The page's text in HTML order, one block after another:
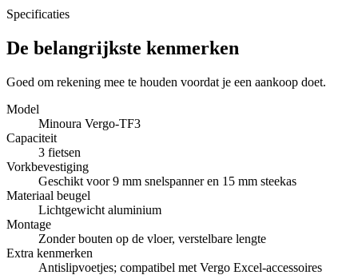
Specificaties
De belangrijkste kenmerken
Goed om rekening mee te houden voordat je een aankoop doet.
Model
Minoura Vergo-TF3
Capaciteit
3 fietsen
Vorkbevestiging
Geschikt voor 9 mm snelspanner en 15 mm steekas
Materiaal beugel
Lichtgewicht aluminium
Montage
Zonder bouten op de vloer, verstelbare lengte
Extra kenmerken
Antislipvoetjes; compatibel met Vergo Excel-accessoires